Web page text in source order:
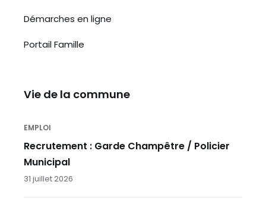
Démarches en ligne
Portail Famille
Vie de la commune
EMPLOI
Recrutement : Garde Champêtre / Policier
Municipal
31 juillet 2026